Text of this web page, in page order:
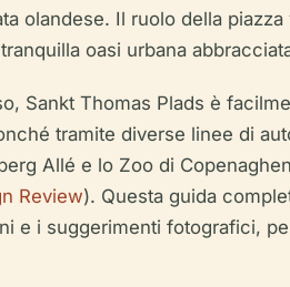
olandese. Il ruolo della
oasi urbana
Sankt Thomas Plads è
tramite diverse linee di
Allé e lo Zoo di
Review). Questa guida
i suggerimenti fotografici,